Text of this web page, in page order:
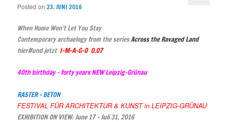
Posted on23. JUNI 2016
When Home Won’t Let You Stay
Contemporary archaelogy from the seriesAcross the Ravaged Land
hier#und jetzt I-M-A-G-O 0.07
40th birthday– forty years NEWLeipzig-Grünau
RASTER – BETON
FESTIVAL FÜR ARCHITEKTUR & KUNST in LEIPZIG-GRÜNAU
EXHIBITION ON VIEW: June 17 – Juli 31, 2016